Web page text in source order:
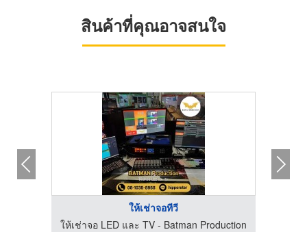
สินค้าที่คุณอาจสนใจ
ให้เช่าจอทีวี
ให้เช่าจอ LED และ TV - Batman Production